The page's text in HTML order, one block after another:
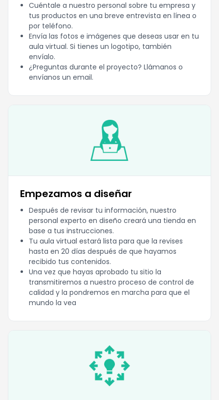
Cuéntale a nuestro personal sobre tu empresa y
tus productos en una breve entrevista en línea o
por teléfono.
Envía las fotos e imágenes que deseas usar en tu
aula virtual. Si tienes un logotipo, también
envíalo.
¿Preguntas durante el proyecto? Llámanos o
envíanos un email.
Empezamos a diseñar
Después de revisar tu información, nuestro
personal experto en diseño creará una tienda en
base a tus instrucciones.
Tu aula virtual estará lista para que la revises
hasta en 20 días después de que hayamos
recibido tus contenidos.
Una vez que hayas aprobado tu sitio la
transmitiremos a nuestro proceso de control de
calidad y la pondremos en marcha para que el
mundo la vea